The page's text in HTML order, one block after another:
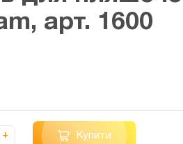
арт. 1600
+ Купити